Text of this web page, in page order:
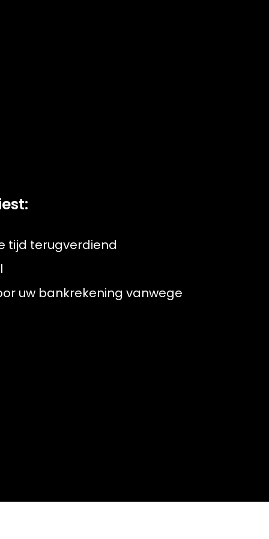
tijd terugverdiend
uw bankrekening vanwege